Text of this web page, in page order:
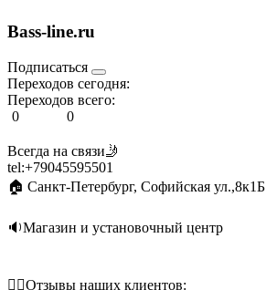
Bass-line.ru
Подписаться
Переходов сегодня:
Переходов всего:
0
0
Всегда на связи🤳
tel:+79045595501
🏠 Санкт-Петербург, Софийская ул.,8к1Б
🔉Магазин и установочный центр
💁‍♂Отзывы наших клиентов: